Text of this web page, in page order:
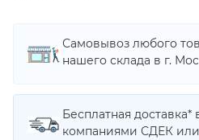
Самовывоз любого
нашего склада в г.
Бесплатная
компаниями СДЕК